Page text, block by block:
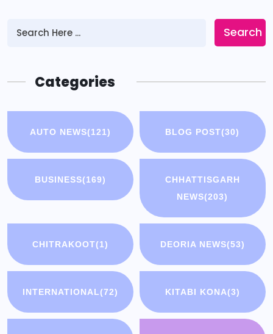
Search
Categories
AUTO NEWS(121) BLOG POST(30)
BUSINESS(169)
CHHATTISGARH
NEWS(203)
CHITRAKOOT(1) DEORIA NEWS(53)
INTERNATIONAL(72) KITABI KONA(3)